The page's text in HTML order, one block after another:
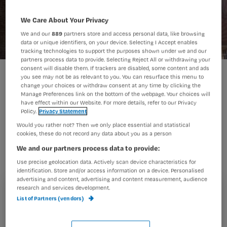
Registreren
Ruim 100 medewerkers van de
Amsterdamse zorginstelling Amsta
hebben zaterdagmorgen hun
verpleeghuis het Sarphatihuis bezet.
Ze wilden een gesprek met de directie.
We Care About Your Privacy
We and our889 partners store and access personal data, like browsing
data or unique identifiers, on your device. Selecting I Accept enables
tracking technologies to support the purposes shown under we and our
partners process data to provide. Selecting Reject All or withdrawing your
consent will disable them. If trackers are disabled, some content and ads
you see may not be as relevant to you. You can resurface this menu to
change your choices or withdraw consent at any time by clicking the
Manage Preferences link on the bottom of the webpage. Your choices will
have effect within our Website. For more details, refer to our Privacy
Policy. Privacy Statement
Would you rather not? Then we only place essential and statistical
cookies, these do not record any data about you as a person
We and our partners process data to provide:
Use precise geolocation data. Actively scan device characteristics for
identification. Store and/or access information on a device. Personalised
advertising and content, advertising and content measurement, audience
research and services development.
List of Partners (vendors)